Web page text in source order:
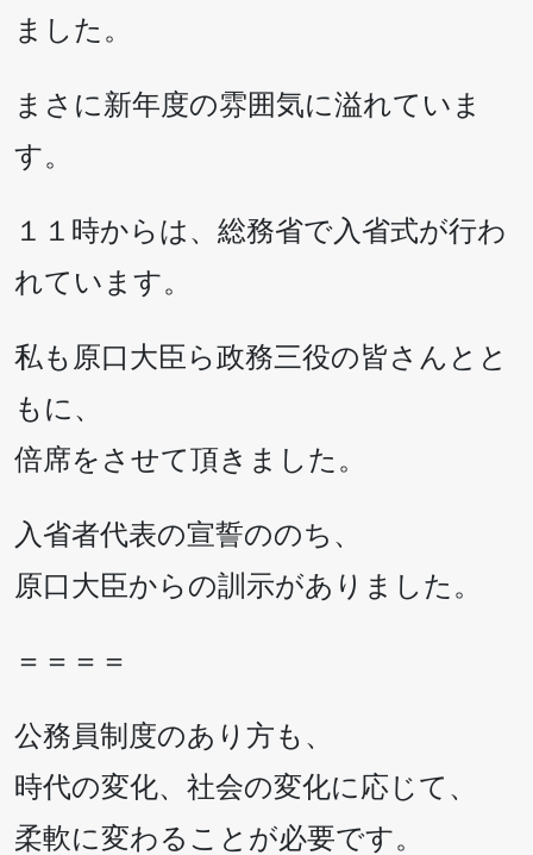
ました。
まさに新年度の雰囲気に溢れていま
す。
１１時からは、総務省で入省式が行わ
れています。
私も原口大臣ら政務三役の皆さんとと
もに、
倍席をさせて頂きました。
入省者代表の宣誓ののち、
原口大臣からの訓示がありました。
＝＝＝＝
公務員制度のあり方も、
時代の変化、社会の変化に応じて、
柔軟に変わることが必要です。